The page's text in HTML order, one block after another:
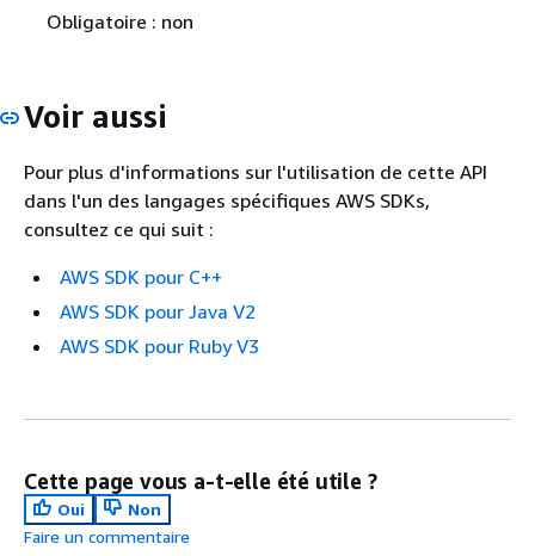
Obligatoire : non
Voir aussi
Pour plus d'informations sur l'utilisation de cette API
dans l'un des langages spécifiques AWS SDKs,
consultez ce qui suit :
AWS SDK pour C++
AWS SDK pour Java V2
AWS SDK pour Ruby V3
Cette page vous a-t-elle été utile ?
Oui
Non
Faire un commentaire